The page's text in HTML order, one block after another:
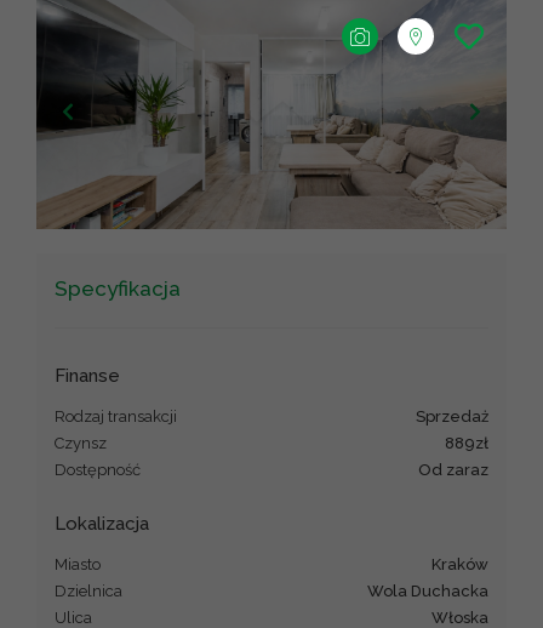
+
Leaflet
Specyfikacja
Finanse
Rodzaj transakcji
sprzedaż
Czynsz
889zł
Dostępność
od zaraz
Lokalizacja
Miasto
Kraków
Dzielnica
Wola Duchacka
Ulica
Włoska